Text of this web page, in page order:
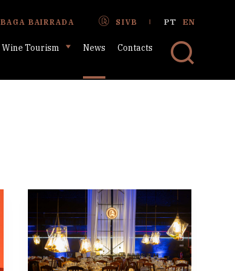
BAGA BAIRRADA SIVB PT EN
Wine Tourism News Contacts